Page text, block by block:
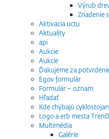
Výrub
Zriadenie
Aktivacia uctu
Aktuality
api
Aukcie
Aukcie
Ďakujeme za
Egov formulár
Formulár – oznam
Hľadať
Kde chýbajú
Logo a erb mesta
Multimédia
Galérie